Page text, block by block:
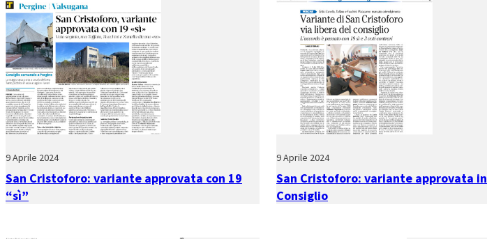
9 Aprile 2024
San Cristoforo: variante approvata con 19
“sì”
9 Aprile 2024
San Cristoforo: variante approvata in
Consiglio